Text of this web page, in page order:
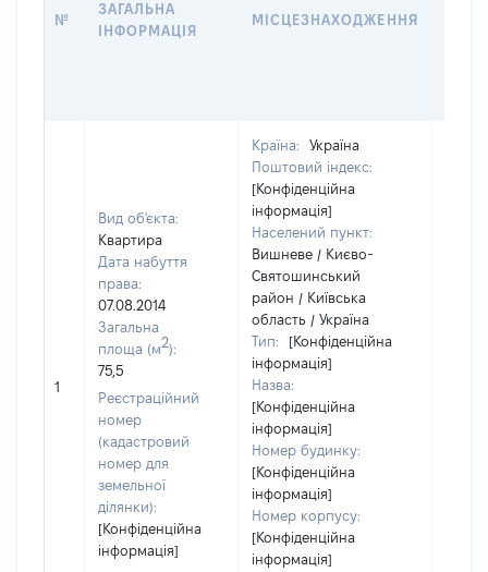
№
ЗАГАЛЬНА
ІНФОРМАЦІЯ
МІСЦЕЗНАХОДЖЕННЯ
1
Вид об'єкта:
Квартира
Дата набуття
права:
07.08.2014
Загальна
площа (м2):
75,5
Реєстраційний
номер
(кадастровий
номер для
земельної
ділянки):
[Конфіденційна
інформація]
Країна:
Україна
Поштовий індекс:
[Конфіденційна
інформація]
Населений пункт:
Вишневе / Києво-
Святошинський
район / Київська
область / Україна
Тип:
[Конфіденційна
інформація]
Назва:
[Конфіденційна
інформація]
Номер будинку:
[Конфіденційна
інформація]
Номер корпусу:
[Конфіденційна
інформація]